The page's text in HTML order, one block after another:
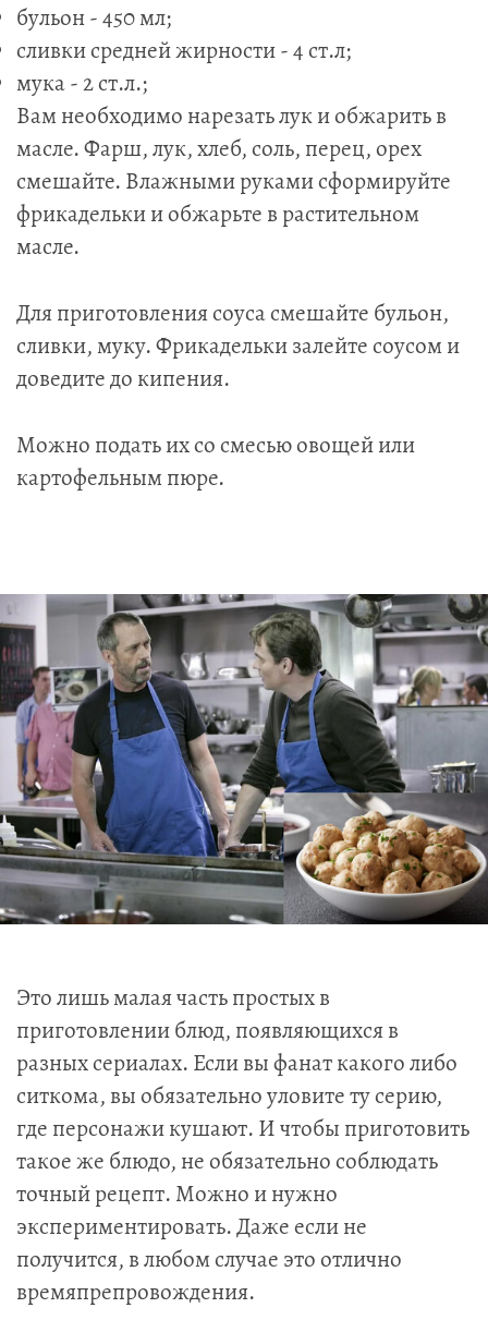
бульон - 450 мл;
сливки средней жирности - 4 ст.л;
мука - 2 ст.л.;
Вам необходимо нарезать лук и обжарить в
масле. Фарш, лук, хлеб, соль, перец, орех
смешайте. Влажными руками сформируйте
фрикадельки и обжарьте в растительном
масле.
Для приготовления соуса смешайте бульон,
сливки, муку. Фрикадельки залейте соусом и
доведите до кипения.
Можно подать их со смесью овощей или
картофельным пюре.
Это лишь малая часть простых в
приготовлении блюд, появляющихся в
разных сериалах. Если вы фанат какого либо
ситкома, вы обязательно уловите ту серию,
где персонажи кушают. И чтобы приготовить
такое же блюдо, не обязательно соблюдать
точный рецепт. Можно и нужно
экспериментировать. Даже если не
получится, в любом случае это отлично
времяпрепровождения.